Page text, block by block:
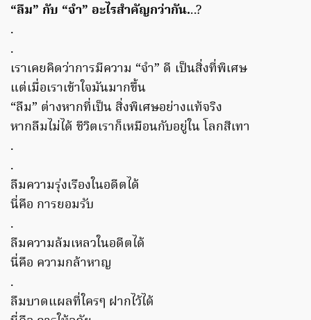
“ลืม” กับ “จำ” อะไรสำคัญกว่ากัน...?
.
.
เราเคยคิดว่าการมีความ “จำ” ดี เป็นสิ่งที่พิเศษ
แต่เมื่อเราเข้าใจมันมากขึ้น
“ลืม” ต่างหากที่เป็น สิ่งพิเศษอย่างแท้จริง
หากลืมไม่ได้ ชีวิตเราก็เหมือนกับอยู่ใน โลกสีเทา
.
.
ลืมความรุ่งเรืองในอดีตได้
นี่คือ การยอมรับ
.
ลืมความล้มเหลวในอดีตได้
นี่คือ ความกล้าหาญ
.
ลืมบาดแผลที่ใครๆ ฝากไว้ได้